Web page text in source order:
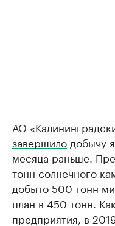
АО
завершило добычу
месяца раньше.
тонн солнечного
добыто 500 тонн
план в 450 тонн.
предприятия, в